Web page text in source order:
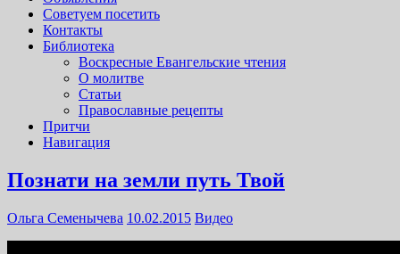
Советуем посетить
Контакты
Библиотека
Воскресные Евангельские чтения
О молитве
Статьи
Православные рецепты
Притчи
Навигация
Познати на земли путь Твой
Ольга Семенычева 10.02.2015 Видео